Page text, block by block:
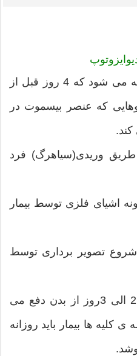
• به فرد مراجعه کننده توصیه می شود که 4 روز قبل از
که عنصر بیسموت در
طریق وریدی(سیاهرگ) فرد
اشیای فلزی توسط بیمار
شروع تصویر برداری توسط
• ماده ی رادیواکتیو پس از 2 الی 3روز از بدن دفع می
کلیه ها بیمار باید روزانه